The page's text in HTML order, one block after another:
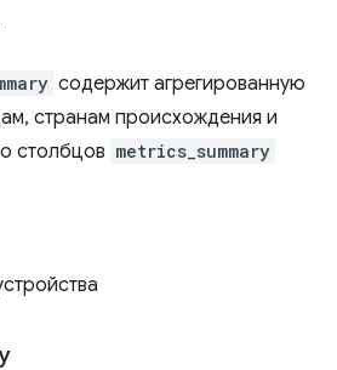
содержит агрегированную
странам происхождения и
столбцов metrics_summary